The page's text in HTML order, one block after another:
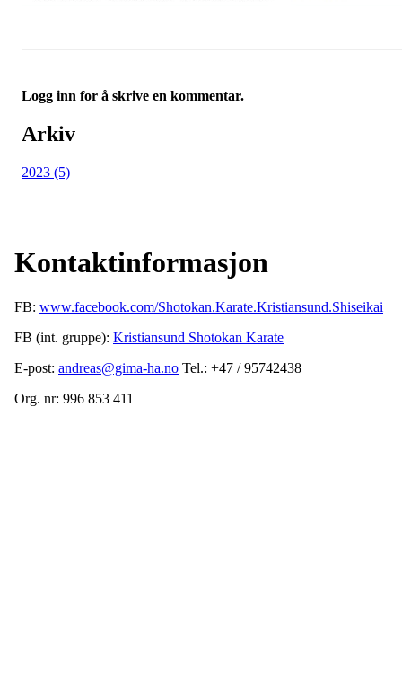
Logg inn for å skrive en kommentar.
Arkiv
2023 (5)
Kontaktinformasjon
FB: www.facebook.com/Shotokan.Karate.Kristiansund.Shiseikai
FB (int. gruppe): Kristiansund Shotokan Karate
E-post: andreas@gima-ha.no Tel.: +47 / 95742438
Org. nr: 996 853 411